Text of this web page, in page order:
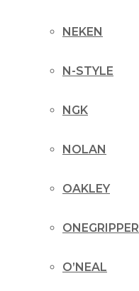
NEKEN
N-STYLE
NGK
NOLAN
OAKLEY
ONEGRIPPER
O’NEAL